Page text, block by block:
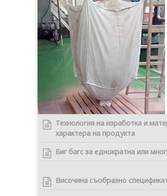
Технология на изработка и
характера на продукта
Биг багс за еднократна или
Височина съобразно